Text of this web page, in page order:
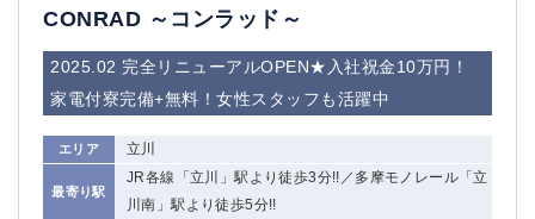
CONRAD ～コンラッド～
2025.02 完全リニューアルOPEN★入社祝金10万円！
家電付寮完備+無料！女性スタッフも活躍中
エリア 立川
最寄り駅
JR各線「立川」駅より徒歩3分!!／多摩モノレール「立
川南」駅より徒歩5分!!
宇都宮
小山
茨城県
土浦
群馬県